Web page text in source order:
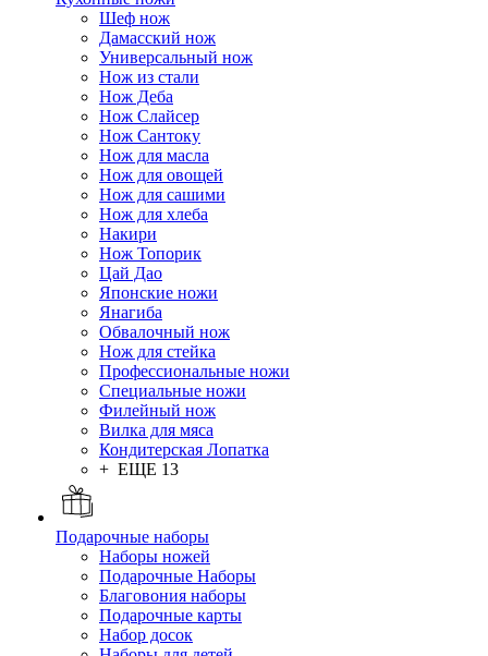
Шеф нож
Дамасский нож
Универсальный нож
Нож из стали
Нож Деба
Нож Слайсер
Нож Сантоку
Нож для масла
Нож для овощей
Нож для сашими
Нож для хлеба
Накири
Нож Топорик
Цай Дао
Японские ножи
Янагиба
Обвалочный нож
Нож для стейка
Профессиональные ножи
Специальные ножи
Филейный нож
Вилка для мяса
Кондитерская Лопатка
+ ЕЩЕ 13
Подарочные наборы
Наборы ножей
Подарочные Наборы
Благовония наборы
Подарочные карты
Набор досок